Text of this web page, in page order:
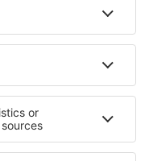
Voo direto